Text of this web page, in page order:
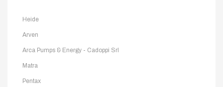
Heide
Arven
Arca Pumps & Energy - Cadoppi Srl
Matra
Pentax